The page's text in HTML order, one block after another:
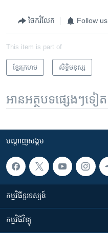
ចែករំលែក Follow us
This item is part of
ខ្មែរ​ក្រហម សិទ្ធិ​មនុស្ស
អានអត្ថបទផ្សេងៗទៀត
បណ្តាញ​សង្គម
កម្មវិធី​ទូរទស្សន៍
កម្មវិធី​វិទ្យុ